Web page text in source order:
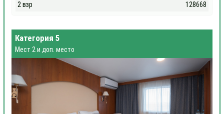
2 взр
128668
Категория 5
Мест 2 и доп. место